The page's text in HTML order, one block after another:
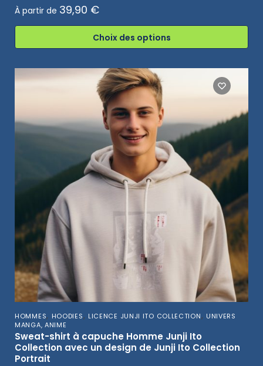
À partir de 39,90 €
Choix des options
HOMMES, HOODIES, LICENCE JUNJI ITO COLLECTION, UNIVERS
MANGA, ANIME
Sweat-shirt à capuche Homme Junji Ito
Collection avec un design de Junji Ito Collection
Portrait